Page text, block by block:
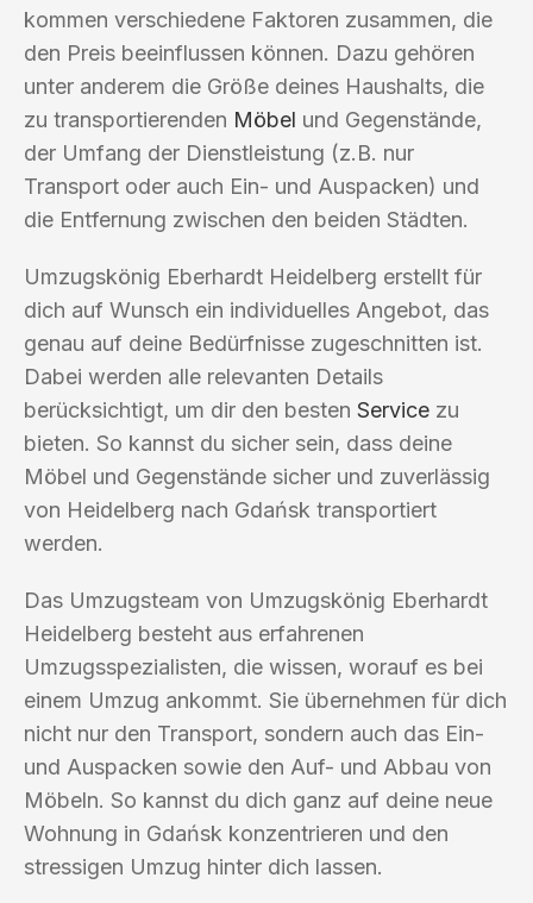
kommen verschiedene Faktoren zusammen, die
den Preis beeinflussen können. Dazu gehören
unter anderem die Größe deines Haushalts, die
zu transportierenden Möbel und Gegenstände,
der Umfang der Dienstleistung (z.B. nur
Transport oder auch Ein- und Auspacken) und
die Entfernung zwischen den beiden Städten.
Umzugskönig Eberhardt Heidelberg erstellt für
dich auf Wunsch ein individuelles Angebot, das
genau auf deine Bedürfnisse zugeschnitten ist.
Dabei werden alle relevanten Details
berücksichtigt, um dir den besten Service zu
bieten. So kannst du sicher sein, dass deine
Möbel und Gegenstände sicher und zuverlässig
von Heidelberg nach Gdańsk transportiert
werden.
Das Umzugsteam von Umzugskönig Eberhardt
Heidelberg besteht aus erfahrenen
Umzugsspezialisten, die wissen, worauf es bei
einem Umzug ankommt. Sie übernehmen für dich
nicht nur den Transport, sondern auch das Ein-
und Auspacken sowie den Auf- und Abbau von
Möbeln. So kannst du dich ganz auf deine neue
Wohnung in Gdańsk konzentrieren und den
stressigen Umzug hinter dich lassen.